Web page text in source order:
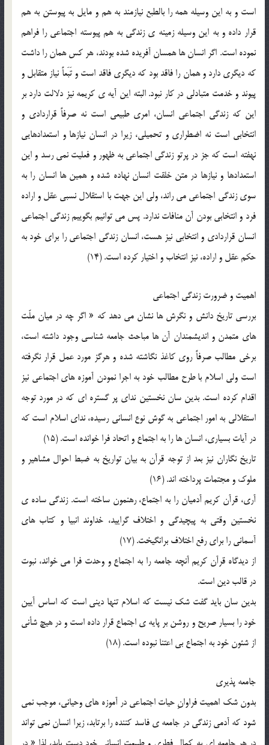
است و به اين وسيله همه را بالطبع نيازمند به هم و مايل به پيوستن به هم
قرار داده و به اين وسيله زمينه ي زندگي به هم پيوسته اجتماعي را فراهم
نموده است. اگر انسان ها همسان آفريده شده بودند، هر کس همان را داشت
که ديگري دارد و همان را فاقد بود که ديگري فاقد است و تَبَعاً نياز متقابل و
پيوند و خدمت متبادلي در کار نبود. البته اين آيه ي کريمه نيز دلالت دارد بر
اين که زندگي اجتماعي انسان، امري طبيعي است نه صرفاً قراردادي و
انتخابي است نه اضطراري و تحميلي، زيرا در انسان نيازها و استعدادهايي
نهفته است که جز در پرتو زندگي اجتماعي به ظهور و فعليت نمي رسد و اين
استعدادها و نيازها در متن خلقت انسان نهاده شده و همين ها انسان را به
سوي زندگي اجتماعي مي راند، ولي اين جهت با استقلال نسبي عقل و اراده
فرد و انتخابي بودن آن منافات ندارد. پس مي توانيم بگوييم زندگي اجتماعي
انسان قراردادي و انتخابي نيز هست، انسان زندگي اجتماعي را براي خود به
حکم عقل و اراده، نيز انتخاب و اختيار کرده است. (14)
اهميت و ضرورت زندگي اجتماعي
بررسي تاريخ دانش و نگرش ها نشان مي دهد که « اگر چه در ميان ملّت
هاي متمدن و انديشمندان آن ها مباحث جامعه شناسي وجود داشته است،
برخي مطالب صرفاً روي کاغذ نگاشته شده و هرگز مورد عمل قرار نگرفته
است ولي اسلام با طرح مطالب خود به اجرا نمودن آموزه هاي اجتماعي نيز
اقدام کرده است. بدين سان نخستين نداي پر گستره اي که در مورد توجه
استقلالي به امور اجتماعي به گوش نوع انساني رسيده، نداي اسلام است که
در آيات بسياري، انسان ها را به اجتماع و اتحاد فرا خوانده است. (15)
تاريخ نگاران نيز بعد از توجه قرآن به بيان تواريخ به ضبط احوال مشاهير و
ملوک و مجتمات پرداخته اند. (16)
آري، قرآن کريم آدميان را به اجتماع، رهنمون ساخته است. زندگي ساده ي
نخستين وقتي به پيچيدگي و اختلاف گراييد، خداوند انبيا و کتاب هاي
آسماني را براي رفع اختلاف برانگيخت. (17)
از ديدگاه قرآن کريم آنچه جامعه را به اجتماع و وحدت فرا مي خواند، نبوت
در قالب دين است.
بدين سان بايد گفت شک نيست که اسلام تنها ديني است که اساس آيين
خود را بسيار صريح و روشن بر پايه ي اجتماع قرار داده است و در هيچ شأني
از شئون خود به اجتماع بي اعتنا نبوده است. (18)
جامعه پذيري
بدون شک اهميت فراوانِ حيات اجتماعي در آموزه هاي وحياني، موجب نمي
شود که آدمي زندگي در جامعه ي فاسد کننده را برتابد، زيرا انسان نمي تواند